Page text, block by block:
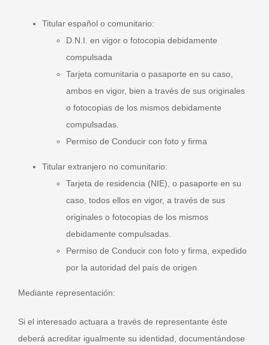
Titular español o comunitario:
D.N.I. en vigor o fotocopia debidamente
compulsada
Tarjeta comunitaria o pasaporte en su caso,
ambos en vigor, bien a través de sus originales
o fotocopias de los mismos debidamente
compulsadas.
Permiso de Conducir con foto y firma
Titular extranjero no comunitario:
Tarjeta de residencia (NIE), o pasaporte en su
caso, todos ellos en vigor, a través de sus
originales o fotocopias de los mismos
debidamente compulsadas.
Permiso de Conducir con foto y firma, expedido
por la autoridad del país de origen
Mediante representación:
Si el interesado actuara a través de representante éste
deberá acreditar igualmente su identidad, documentándose